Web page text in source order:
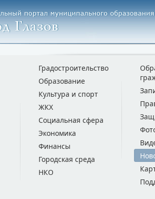
Градостроительство
Образование
Культура и спорт
ЖКХ
Социальная сфера
Экономика
Финансы
Городская среда
НКО